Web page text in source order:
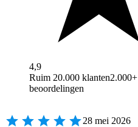
4,9
Ruim 20.000 klanten2.000+
beoordelingen
28 mei 2026